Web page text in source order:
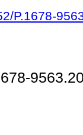
P.1678-